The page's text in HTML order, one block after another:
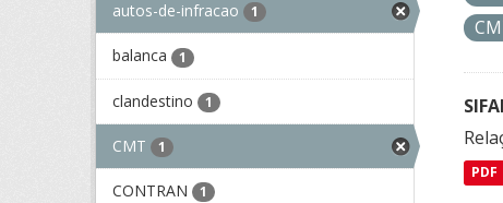
autos-de-infracao 1
balanca 1
clandestino 1
CMT 1
CONTRAN 1
PDF